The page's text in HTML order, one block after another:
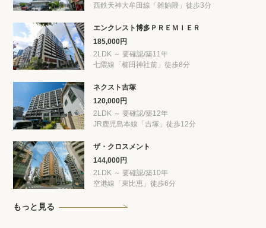
西鉄天神大牟田線「雑餉隈」徒歩3分
エンクレスト博多ＰＲＥＭＩＥＲ
185,000円
2LDK ～ 要確認/築11年
七隈線「櫛田神社前」徒歩8分
ネクスト吉塚
120,000円
2LDK ～ 要確認/築12年
JR鹿児島本線「吉塚」徒歩12分
ザ・クロスメント
144,000円
2LDK ～ 要確認/築10年
空港線「東比恵」徒歩6分
もっと見る